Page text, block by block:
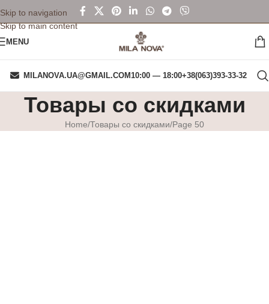
Skip to navigation
Skip to main content
MENU
MILANOVA.UA@GMAIL.COM10:00 — 18:00+38(063)393-33-32
Товары со скидками
Home Товары со скидками Page 50